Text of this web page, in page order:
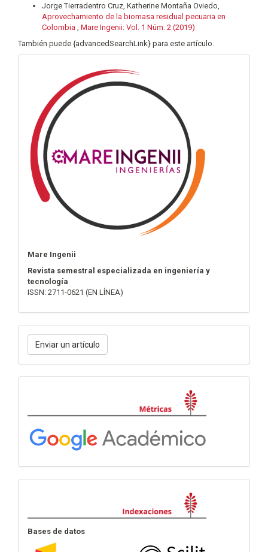
Jorge Tierradentro Cruz, Katherine Montaña Oviedo,
Aprovechamiento de la biomasa residual pecuaria en
Colombia
Mare Ingenii: Vol. 1 Núm. 2 (2019)
También puede {advancedSearchLink} para este artículo.
Mare Ingenii
Revista semestral especializada en ingeniería y
tecnología
ISSN: 2711-0621 (EN LÍNEA)
Enviar
un
artículo
Enviar un artículo
Bases de datos